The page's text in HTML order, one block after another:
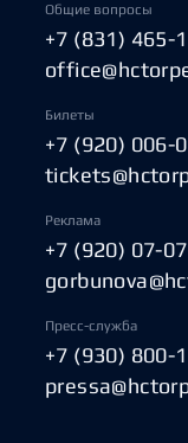
Общие вопросы
+7 (831) 465-
Билеты
+7 (920) 006-
Реклама
+7 (920) 07-
Пресс-служба
+7 (930) 800-